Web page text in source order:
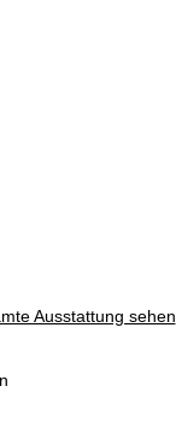
Ausstattung sehen